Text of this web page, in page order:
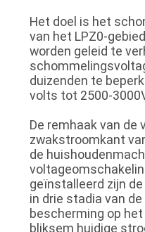
Het doel is het
van het LPZ0-
worden geleid te
duizenden te
volts tot 2500-
De remhaak van de
zwakstroomkant
de
geïnstalleerd zijn
in drie stadia van
bescherming op
bliksem huidige